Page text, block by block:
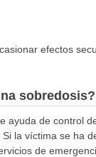
efectos
sobredosis?
ayuda de control
Si la víctima se ha
de